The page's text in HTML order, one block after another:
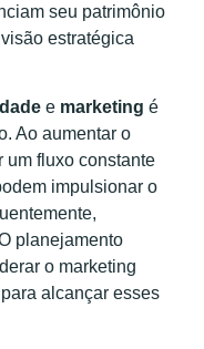
seu patrimônio
estratégica
e marketing é
Ao aumentar o
um fluxo constante
impulsionar o
planejamento
o marketing
alcançar esses